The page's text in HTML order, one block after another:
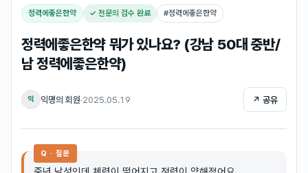
정력에좋은한약 ✓ 전문의 검수 완료 #정력에좋은한약
정력에좋은한약 뭐가 있나요? (강남 50대 중반/
남 정력에좋은한약)
익 익명의 회원·2025.05.19 ↗ 공유
Q · 질문